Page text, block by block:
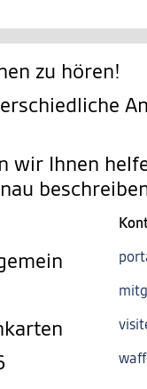
zu hören!
wir Ihnen